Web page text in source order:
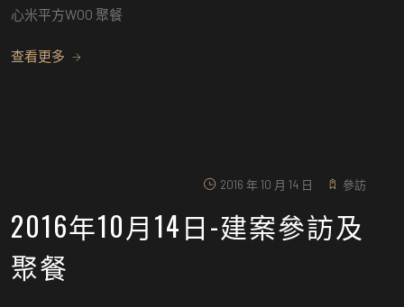
心米平方WOO 聚餐
查看更多
2016 年 10 月 14 日 參訪
2016年10月14日-建案參訪及
聚餐